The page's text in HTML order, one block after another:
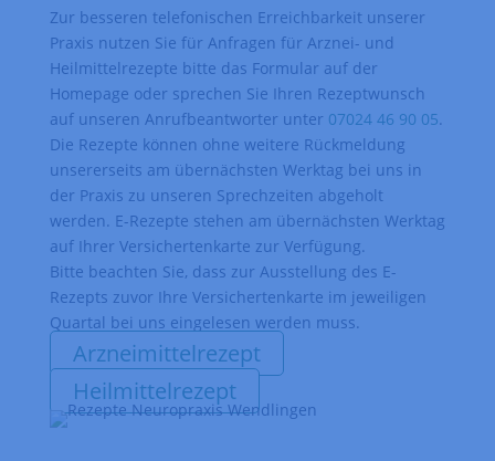
Zur besseren telefonischen Erreichbarkeit unserer
Praxis nutzen Sie für Anfragen für Arznei- und
Heilmittelrezepte bitte das Formular auf der
Homepage oder sprechen Sie Ihren Rezeptwunsch
auf unseren Anrufbeantworter unter 07024 46 90 05.
Die Rezepte können ohne weitere Rückmeldung
unsererseits am übernächsten Werktag bei uns in
der Praxis zu unseren Sprechzeiten abgeholt
werden. E-Rezepte stehen am übernächsten Werktag
auf Ihrer Versichertenkarte zur Verfügung.
Bitte beachten Sie, dass zur Ausstellung des E-
Rezepts zuvor Ihre Versichertenkarte im jeweiligen
Quartal bei uns eingelesen werden muss.
Arzneimittelrezept
Heilmittelrezept